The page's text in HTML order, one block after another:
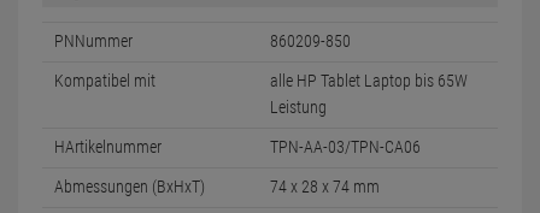
PNNummer 860209-850
Kompatibel mit
alle HP Tablet Laptop bis 65W
Leistung
HArtikelnummer TPN-AA-03/TPN-CA06
Abmessungen (BxHxT) 74 x 28 x 74 mm